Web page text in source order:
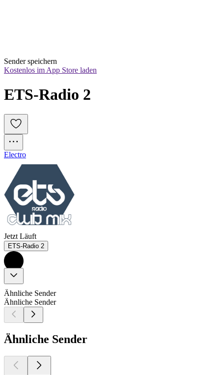
Sender speichern
Kostenlos im App Store laden
ETS-Radio 2
Electro
Jetzt Läuft
ETS-Radio 2
Ähnliche Sender
Ähnliche Sender
Ähnliche Sender